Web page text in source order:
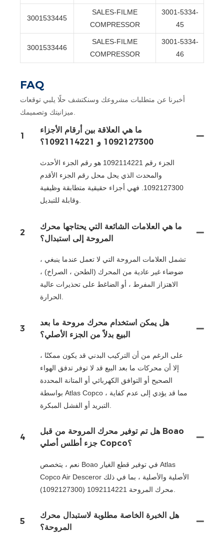
3001533445
SALES-FILME
COMPRESSOR
3001-5334-
45
3001533446
SALES-FILME
COMPRESSOR
3001-5334-
46
FAQ
أخبرنا عن متطلبات مشروعك وسنكتشف حلًا يلبي توقعات
1
ما هي العلاقة بين أرقام الأجزاء
1092127300 و 1092114221؟
الجزء رقم 1092114221 هو رقم الجزء الأحدث
والمحدث الذي يحل محل رقم الجزء الأقدم
1092127300. فهي أجزاء حقيقية متطابقة وظيفية
وقابلة للتبديل.
2
ما هي العلامات الشائعة التي يحتاجها محرك
المروحة إلى استبدال؟
تشمل العلامات المروحة التي لا تعمل عندما ينبغي ،
ضوضاء غير عادية من المحرك (الطحن ، الصراخ) ،
الاهتزاز المفرط ، أو الضاغط على تحذيرات عالية
3
هل يمكن استخدام محرك مروحة ما بعد
البيع بدلاً من الجزء الأصلي؟
على الرغم من أن التركيب البدني قد يكون ممكنًا ،
إلا أن محركات ما بعد البيع قد لا توفر تدفق الهواء
الصحيح أو التوافق الكهربائي أو المتانة المحددة
بواسطة Atlas Copco ، مما قد يؤدي إلى عدم كفاية
التبريد أو الفشل المبكرة.
4
هل تم توفير محرك المروحة من قبل Boao
جزء أطلس أصلي Copco؟
نعم ، يتخصص Boao في توفير قطع الغيار Atlas
Copco Air Desceror الأصلية والأصلية ، بما في ذلك
5
هل الخبرة الخاصة مطلوبة لاستبدال محرك
المروحة؟